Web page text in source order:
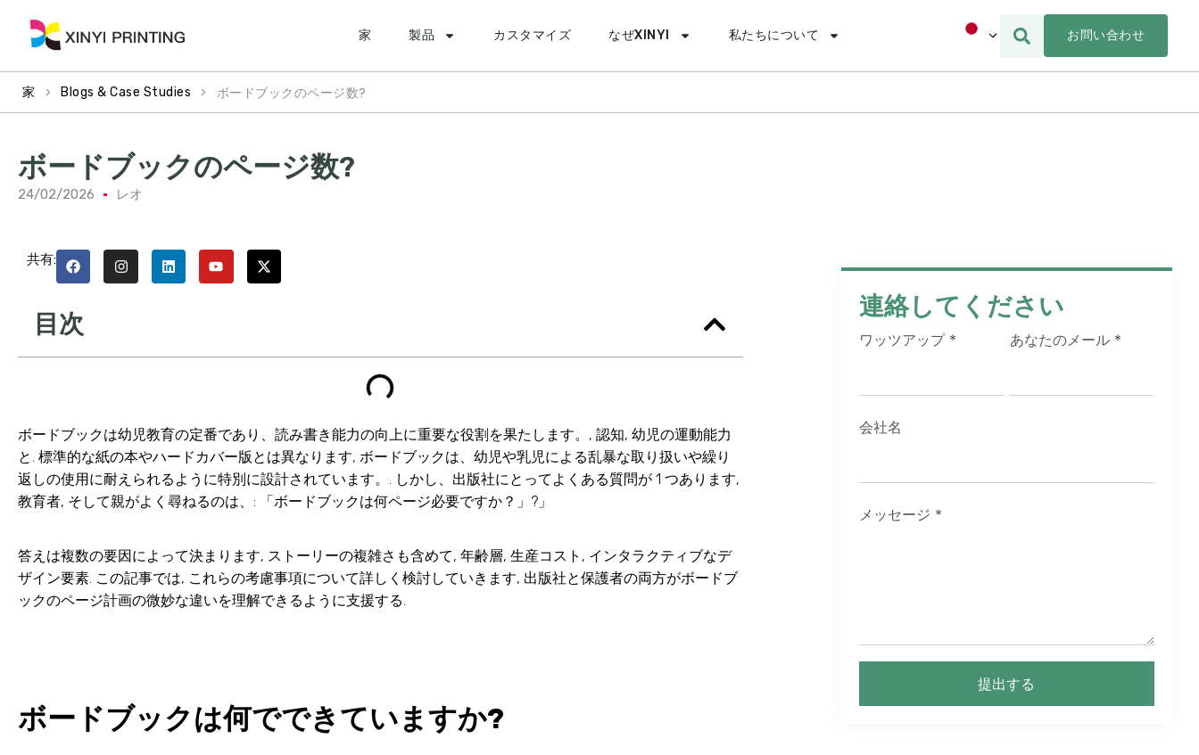
家 製品 カスタマイズ なぜXINYI 私たちについて お問い合わせ
家 > Blogs & Case Studies > ボードブックのページ数?
ボードブックのページ数?
24/02/2026 レオ
共有:
目次
ボードブックは幼児教育の定番であり、読み書き能力の向上に重要な役割を果たします。, 認知, 幼児の運動能力
と. 標準的な紙の本やハードカバー版とは異なります, ボードブックは、幼児や乳児による乱暴な取り扱いや繰り
返しの使用に耐えられるように特別に設計されています。. しかし、出版社にとってよくある質問が 1 つあります,
教育者, そして親がよく尋ねるのは、: 「ボードブックは何ページ必要ですか？」?」
答えは複数の要因によって決まります, ストーリーの複雑さも含めて, 年齢層, 生産コスト, インタラクティブなデ
ザイン要素. この記事では, これらの考慮事項について詳しく検討していきます, 出版社と保護者の両方がボードブ
ックのページ計画の微妙な違いを理解できるように支援する.
ボードブックは何でできていますか?
連絡してください
ワッツアップ * あなたのメール *
会社名
メッセージ *
提出する